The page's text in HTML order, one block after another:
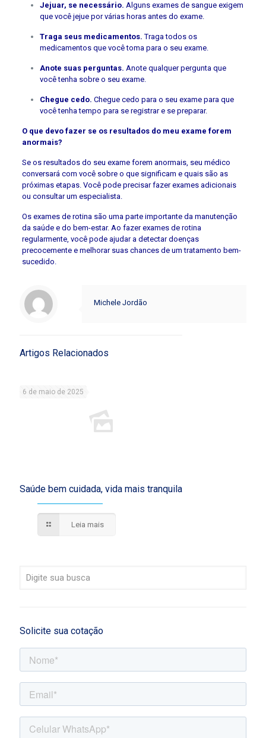
Jejuar, se necessário. Alguns exames de sangue exigem
que você jejue por várias horas antes do exame.
Traga seus medicamentos. Traga todos os
medicamentos que você toma para o seu exame.
Anote suas perguntas. Anote qualquer pergunta que
você tenha sobre o seu exame.
Chegue cedo. Chegue cedo para o seu exame para que
você tenha tempo para se registrar e se preparar.
O que devo fazer se os resultados do meu exame forem
anormais?
Se os resultados do seu exame forem anormais, seu médico
conversará com você sobre o que significam e quais são as
próximas etapas. Você pode precisar fazer exames adicionais
ou consultar um especialista.
Os exames de rotina são uma parte importante da manutenção
da saúde e do bem-estar. Ao fazer exames de rotina
regularmente, você pode ajudar a detectar doenças
precocemente e melhorar suas chances de um tratamento bem-
sucedido.
Michele Jordão
Artigos Relacionados
6 de maio de 2025
Saúde bem cuidada, vida mais tranquila
Leia mais
Solicite sua cotação